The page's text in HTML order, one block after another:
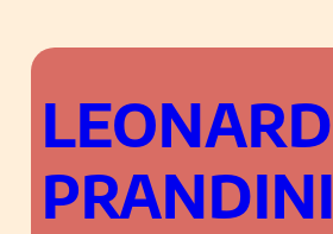
LEONARD
PRANDINI